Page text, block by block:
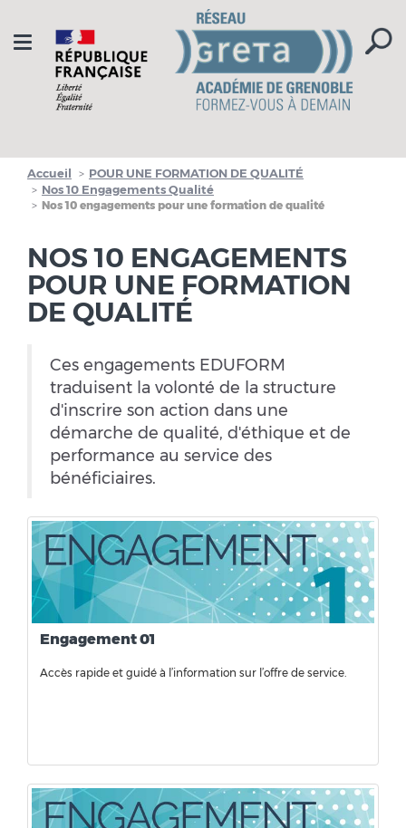
Toggle
navigation
Accueil
POUR UNE FORMATION DE QUALITÉ
Nos 10 Engagements Qualité
Nos 10 engagements pour une formation de qualité
NOS 10 ENGAGEMENTS
POUR UNE FORMATION
DE QUALITÉ
Ces engagements EDUFORM
traduisent la volonté de la structure
d'inscrire son action dans une
démarche de qualité, d'éthique et de
performance au service des
bénéficiaires.
Engagement 01
Accès rapide et guidé à l’information sur l’offre de service.